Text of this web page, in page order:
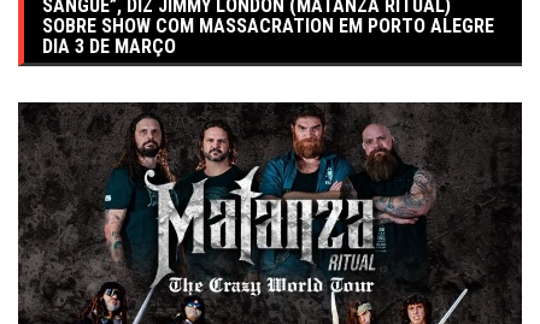
SANGUE”, DIZ JIMMY LONDON (MATANZA RITUAL)
SOBRE SHOW COM MASSACRATION EM PORTO ALEGRE
DIA 3 DE MARÇO